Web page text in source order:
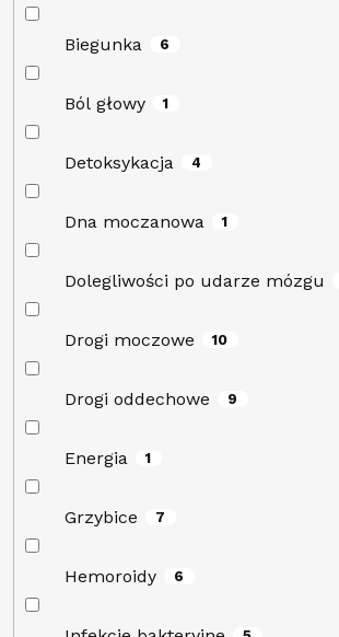
Biegunka 6
Ból głowy 1
Detoksykacja 4
Dna moczanowa 1
Dolegliwości po udarze mózgu
Drogi moczowe 10
Drogi oddechowe 9
Energia 1
Grzybice 7
Hemoroidy 6